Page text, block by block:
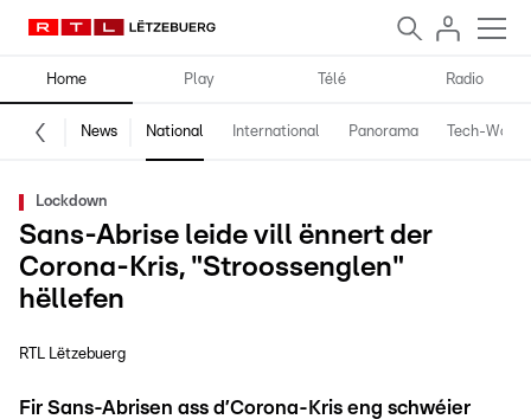
Home Play Télé Radio
News National International Panorama Tech-World
Lockdown
Sans-Abrise leide vill ënnert der
Corona-Kris, "Stroossenglen"
hëllefen
RTL Lëtzebuerg
Fir Sans-Abrisen ass d’Corona-Kris eng schwéier